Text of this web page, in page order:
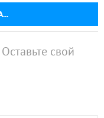
свой